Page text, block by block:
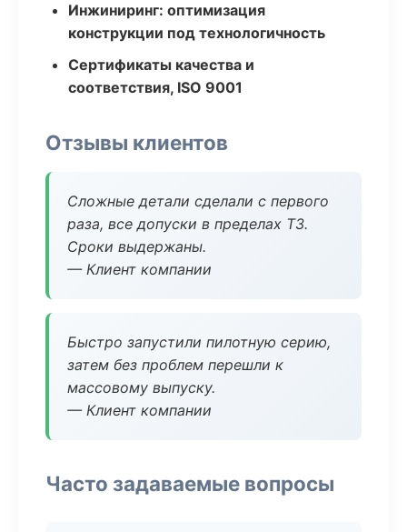
Инжиниринг: оптимизация
конструкции под технологичность
Сертификаты качества и
соответствия, ISO 9001
Отзывы клиентов
Сложные детали сделали с первого
раза, все допуски в пределах ТЗ.
Сроки выдержаны.
— Клиент компании
Быстро запустили пилотную серию,
затем без проблем перешли к
массовому выпуску.
— Клиент компании
Часто задаваемые вопросы